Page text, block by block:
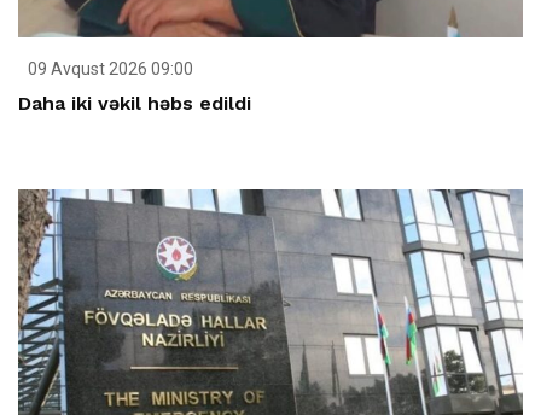
09 Avqust 2026 09:00
Daha iki vəkil həbs edildi